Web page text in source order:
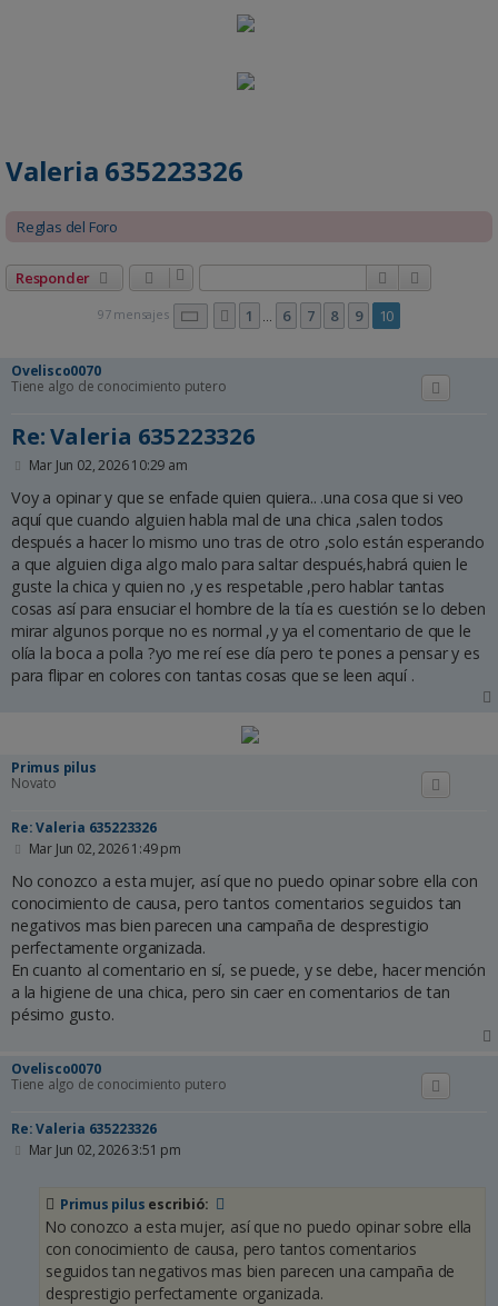
Valeria 635223326
Reglas del Foro
Responder Buscar
97 mensajes Página de 10
Anterior
1 6 7 8 9 10
Ovelisco0070
Tiene algo de conocimiento putero
Re: Valeria 635223326
M
n
a
j
e
Mar Jun 02, 2026 10:29 am
Voy a opinar y que se enfade quien quiera.. .una cosa que si veo
aquí que cuando alguien habla mal de una chica ,salen todos
después a hacer lo mismo uno tras de otro ,solo están esperando
a que alguien diga algo malo para saltar después,habrá quien le
guste la chica y quien no ,y es respetable ,pero hablar tantas
cosas así para ensuciar el hombre de la tía es cuestión se lo deben
mirar algunos porque no es normal ,y ya el comentario de que le
olía la boca a polla ?yo me reí ese día pero te pones a pensar y es
para flipar en colores con tantas cosas que se leen aquí .
Primus pilus
Novato
Re: Valeria 635223326
M
n
a
j
e
Mar Jun 02, 2026 1:49 pm
No conozco a esta mujer, así que no puedo opinar sobre ella con
conocimiento de causa, pero tantos comentarios seguidos tan
negativos mas bien parecen una campaña de desprestigio
perfectamente organizada.
En cuanto al comentario en sí, se puede, y se debe, hacer mención
a la higiene de una chica, pero sin caer en comentarios de tan
pésimo gusto.
Ovelisco0070
Tiene algo de conocimiento putero
Re: Valeria 635223326
M
Mar Jun 02, 2026 3:51 pm
Primus pilus escribió:
No conozco a esta mujer, así que no puedo opinar sobre ella
con conocimiento de causa, pero tantos comentarios
seguidos tan negativos mas bien parecen una campaña de
desprestigio perfectamente organizada.